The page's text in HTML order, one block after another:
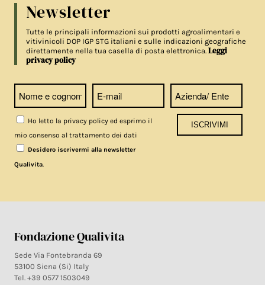
Newsletter
Tutte le principali informazioni sui prodotti agroalimentari e
vitivinicoli DOP IGP STG italiani e sulle indicazioni geografiche
direttamente nella tua casella di posta elettronica.Leggi
privacy policy
Ho letto la privacy policy ed esprimo il
mio consenso al trattamento dei dati
Desidero iscrivermi alla newsletter
Qualivita.
Fondazione Qualivita
Sede Via Fontebranda 69
53100 Siena (Si) Italy
Tel. +39 0577 1503049